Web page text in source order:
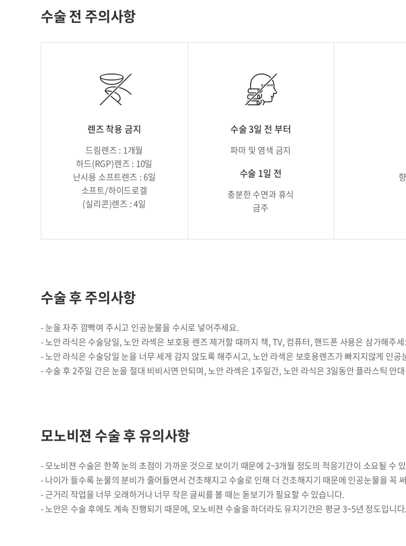
수술 전 주의사항
렌즈 착용 금지
드림렌즈 : 1개월
하드(RGP)렌즈 : 10일
난시용 소프트렌즈 : 6일
소프트/하이드로겔
(실리콘)렌즈 : 4일
수술 3일 전 부터
파마 및 염색 금지
수술 1일 전
충분한 수면과 휴식
금주
수술 후 주의사항
눈을 자주 깜빡여 주시고 인공눈물을 수시로 넣어주세요.
노안 라식은 수술당일, 노안 라섹은 보호용 렌즈 제거할 때까지 책, TV, 컴퓨터, 핸드폰 사용은 삼가해주
노안 라식은 수술당일 눈을 너무 세게 감지 않도록 해주시고, 노안 라섹은 보호용렌즈가 빠지지않게 인공
수술 후 2주일 간은 눈을 절대 비비시면 안되며, 노안 라섹은 1주일간, 노안 라식은 3일동안 플라스틱 안
모노비젼 수술 후 유의사항
모노비젼 수술은 한쪽 눈의 초점이 가까운 것으로 보이기 때문에 2~3개월 정도의 적응기간이 소요될 수
나이가 들수록 눈물의 분비가 줄어들면서 건조해지고 수술로 인해 더 건조해지기 때문에 인공눈물을 꼭
근거리 작업을 너무 오래하거나 너무 작은 글씨를 볼 때는 돋보기가 필요할 수 있습니다.
노안은 수술 후에도 계속 진행되기 때문에, 모노비젼 수술을 하더라도 유지기간은 평균 3~5년 정도입니